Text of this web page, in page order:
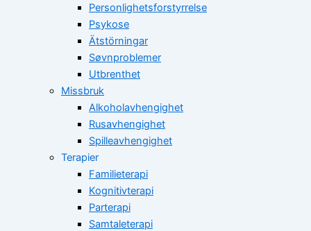
Personlighetsforstyrrelse
Psykose
Ätstörningar
Søvnproblemer
Utbrenthet
Missbruk
Alkoholavhengighet
Rusavhengighet
Spilleavhengighet
Terapier
Familieterapi
Kognitivterapi
Parterapi
Samtaleterapi